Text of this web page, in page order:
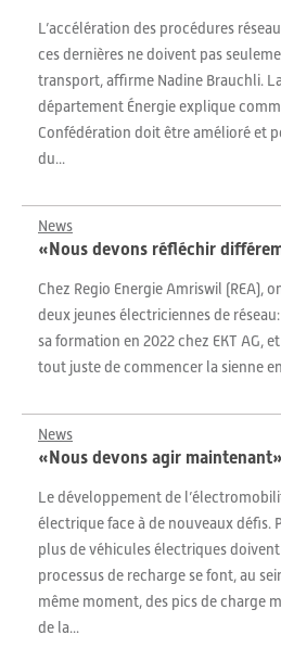
L’accélération des procédures
ces dernières ne doivent pas
transport, affirme Nadine Brauchli.
département Énergie explique
Confédération doit être amélioré et
du...
News
«Nous devons réfléchir
Chez Regio Energie Amriswil (REA),
deux jeunes électriciennes de
sa formation en 2022 chez EKT AG,
tout juste de commencer la sienne
News
«Nous devons agir maintenant»
Le développement de
électrique face à de nouveaux défis.
plus de véhicules électriques doivent
processus de recharge se font, au
même moment, des pics de charge
de la...